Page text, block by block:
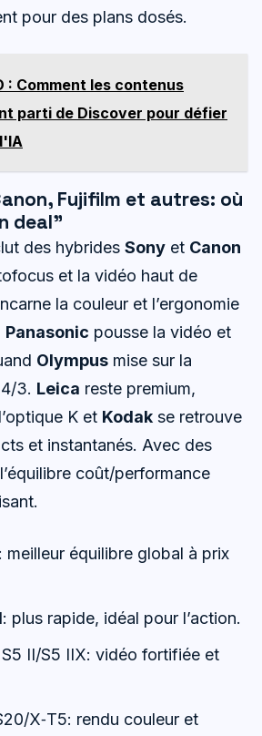
pour des plans dosés.
: Comment les contenus
parti de Discover pour défier
Fujifilm et autres: où
deal”
des hybrides Sony et Canon
et la vidéo haut de
la couleur et l’ergonomie
Panasonic pousse la vidéo et
Olympus mise sur la
3. Leica reste premium,
K et Kodak se retrouve
et instantanés. Avec des
coût/performance
: meilleur équilibre global à prix
: plus rapide, idéal pour l’action.
S5 II/S5 IIX: vidéo fortifiée et
X‑T5: rendu couleur et